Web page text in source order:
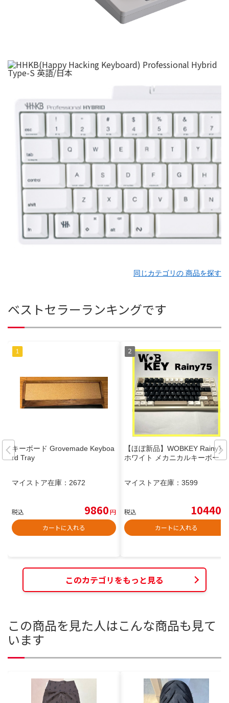
同じカテゴリの 商品を探す
ベストセラーランキングです
キーボード Grovemade Keyboa
rd Tray
マイストア在庫： 2672
税込 9860円
カートに入れる
【ほぼ新品】WOBKEY Rainy75
ホワイト メカニカルキーボード
マイストア在庫： 3599
税込 10440
カートに入れる
このカテゴリをもっと見る
この商品を見た人はこんな商品も見て
います